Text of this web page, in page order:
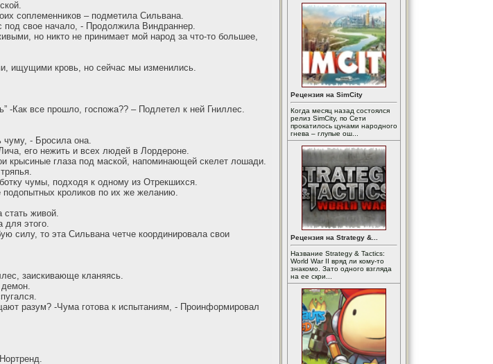
соплеменников – подметила Сильвана.
свое начало, - Продолжила Виндраннер.
но никто не принимает мой народ за что-то большее,
ищущими кровь, но сейчас мы изменились.
-Как все прошло, госпожа?? – Подлетел к ней Гниллес.
чуму, - Бросила она.
его нежить и всех людей в Лордероне.
крысиные глаза под маской, напоминающей скелет лошади.
чумы, подходя к одному из Отрекшихся.
кроликов по их же желанию.
стать живой.
для этого.
силу, то эта Сильвана четче координировала свои
заискивающе кланяясь.
разум? -Чума готова к испытаниям, - Проинформировал
Рецензия на SimCity
Когда месяц назад состоялся
релиз SimCity, по Сети
прокатилось цунами народного
гнева – глупые ош...
Рецензия на Strategy &...
Название Strategy & Tactics:
World War II вряд ли кому-то
знакомо. Зато одного взгляда
на ее скри...